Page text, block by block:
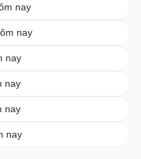
nay
nay
nay
nay
nay
nay